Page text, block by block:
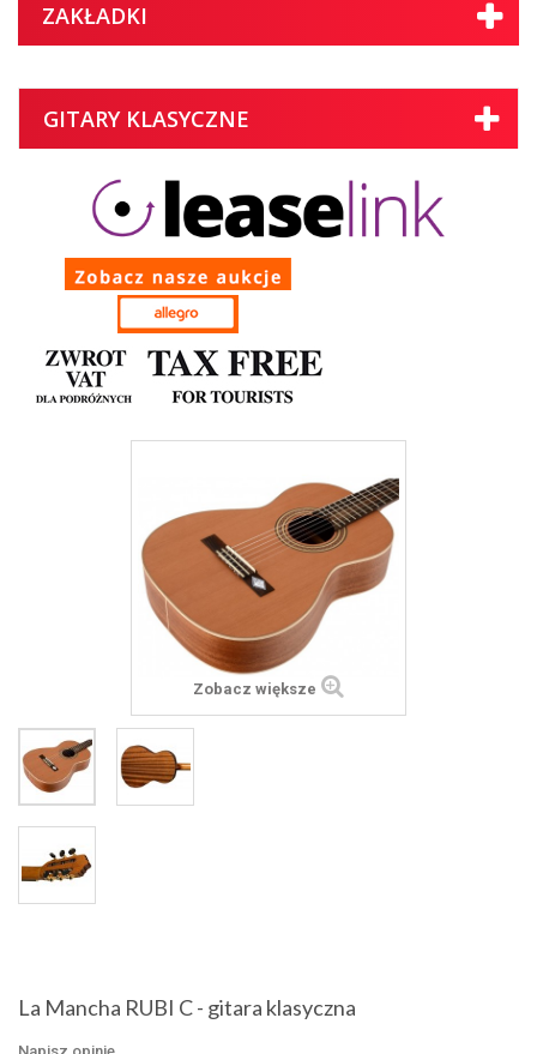
ZAKŁADKI
GITARY KLASYCZNE
Zobacz większe
La Mancha RUBI C - gitara klasyczna